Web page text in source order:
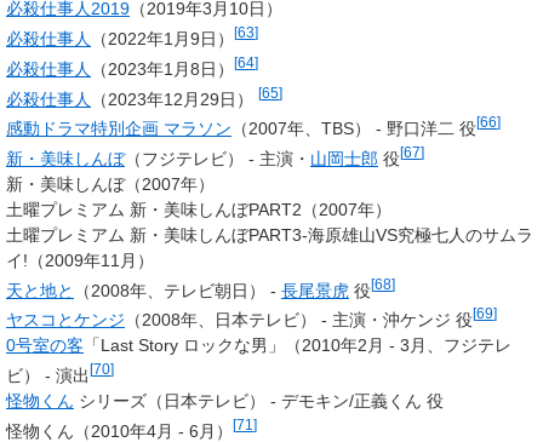
必殺仕事人2019 （2019年3月10日）
必殺仕事人
（2022年1月9日） [63]
必殺仕事人 （2023年1月8日） [64]
必殺仕事人 （2023年12月29日） [65]
感動ドラマ特別企画 マラソン （2007年、TBS） - 野口洋二 役[66]
新・美味しんぼ（フジテレビ） - 主演・ 山岡士郎 役[67]
新・美味しんぼ（2007年）
土曜プレミアム 新・美味しんぼPART2（2007年）
土曜プレミアム 新・美味しんぼPART3-海原雄山VS究極七人のサムラ
イ!（2009年11月）
天と地と
（2008年、テレビ朝日） - 長尾景虎 役[68]
ヤスコとケンジ （2008年、日本テレビ） - 主演・沖ケンジ 役[69]
0号室の客 「Last Story ロックな男」（2010年2月 - 3月、フジテレ
ビ） - 演出[70]
怪物くん シリーズ（日本テレビ） - デモキン/正義くん 役
怪物くん（2010年4月 - 6月）
[71 ]